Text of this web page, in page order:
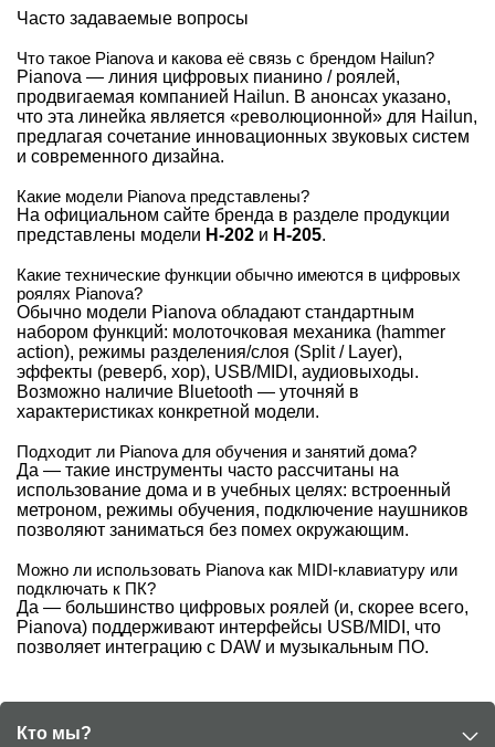
Часто задаваемые вопросы
Что такое Pianova и какова её связь с брендом Hailun?
Pianova — линия цифровых пианино / роялей,
продвигаемая компанией Hailun. В анонсах указано,
что эта линейка является «революционной» для Hailun,
предлагая сочетание инновационных звуковых систем
и современного дизайна.
Какие модели Pianova представлены?
На официальном сайте бренда в разделе продукции
представлены модели H-202 и H-205.
Какие технические функции обычно имеются в цифровых
роялях Pianova?
Обычно модели Pianova обладают стандартным
набором функций: молоточковая механика (hammer
action), режимы разделения/слоя (Split / Layer),
эффекты (реверб, хор), USB/MIDI, аудиовыходы.
Возможно наличие Bluetooth — уточняй в
характеристиках конкретной модели.
Подходит ли Pianova для обучения и занятий дома?
Да — такие инструменты часто рассчитаны на
использование дома и в учебных целях: встроенный
метроном, режимы обучения, подключение наушников
позволяют заниматься без помех окружающим.
Можно ли использовать Pianova как MIDI-клавиатуру или
подключать к ПК?
Да — большинство цифровых роялей (и, скорее всего,
Pianova) поддерживают интерфейсы USB/MIDI, что
позволяет интеграцию с DAW и музыкальным ПО.
Кто мы?